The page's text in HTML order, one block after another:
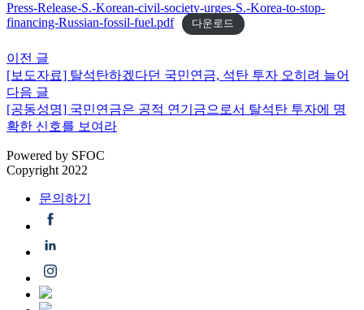
Press-Release-S.-Korean-civil-society-urges-S.-Korea-to-stop-
financing-Russian-fossil-fuel.pdf
다운로드
글
내
비
이
이전 글
전
[보도자료] 탈석탄하겠다던 국민연금, 석탄 투자 오히려 늘어
다음 글
음
글:
[공동성명] 국민연금은 공적 연기금으로서 탈석탄 투자에 명
확한 신호를 보여라
Powered by SFOC
Copyright 2022
문의하기